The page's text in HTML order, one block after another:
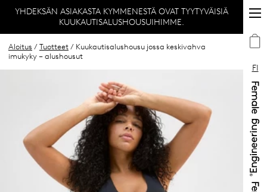
FI
YHDEKSÄN ASIAKASTA KYMMENESTÄ OVAT TYYTYVÄISIÄ
KUUKAUTISALUSHOUSUIHIMME.
Aloitus / Tuotteet / Kuukautisalushousu jossa keskivahva
imukyky – alushousut